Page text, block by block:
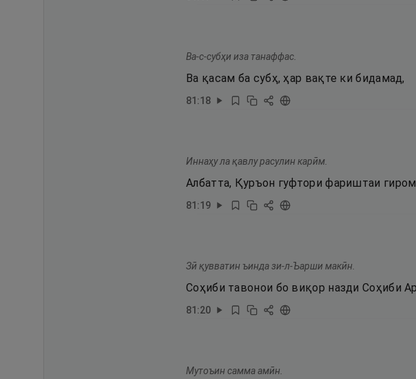
Ва-с-субҳи иза танаффас.
Ва қасам ба субҳ, ҳар вақте ки бидамад,
81:18
Иннаҳу ла қавлу расулин карӣм.
Албатта, Қуръон гуфтори фариштаи
81:19
Зӣ қувватин ъинда зи-л-Ъарши макӣн.
Соҳиби тавонои бо виқор назди Соҳиби
81:20
Мутоъин самма амӣн.